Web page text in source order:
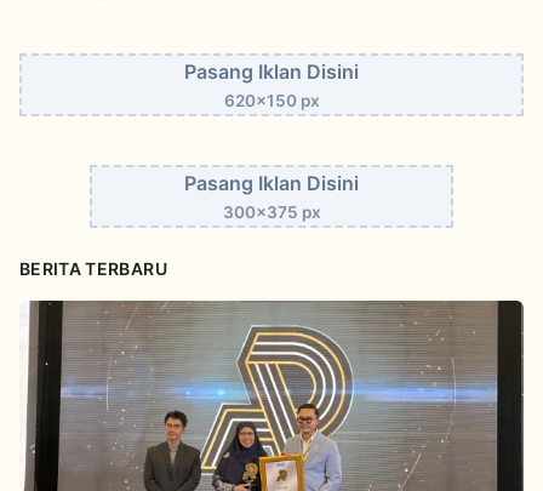
Pasang Iklan Disini
620x150 px
Pasang Iklan Disini
300x375 px
BERITA TERBARU